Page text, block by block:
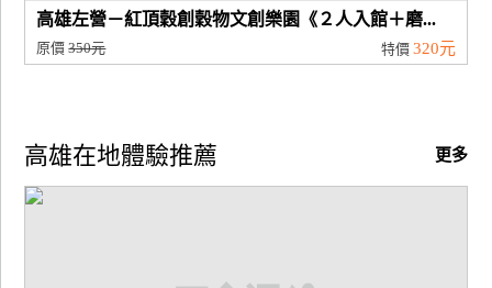
高雄左營－紅頂穀創穀物文創樂園《２人入館＋磨...
原價350元 特價 320元
更多
高雄在地體驗推薦